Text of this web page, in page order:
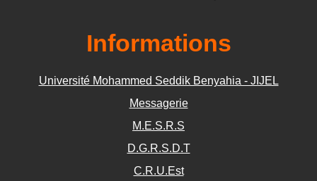
Informations
Université Mohammed Seddik Benyahia - JIJEL
Messagerie
M.E.S.R.S
D.G.R.S.D.T
C.R.U.Est